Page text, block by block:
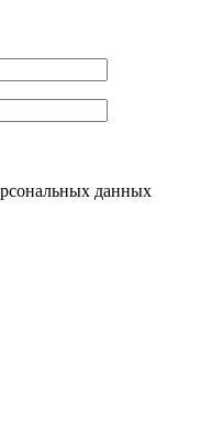
данных